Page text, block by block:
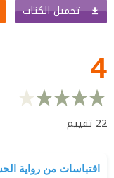
تحميل الكتاب
4
22 تقييم
اقتباسات من رواية